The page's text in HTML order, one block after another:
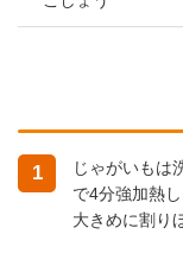
1
じゃがいもは
で4分強加熱
大きめに割り